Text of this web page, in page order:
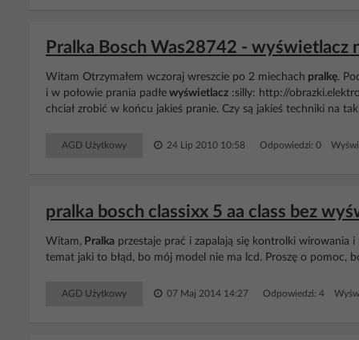
Pralka Bosch Was28742 - wyświetlacz
Witam Otrzymałem wczoraj wreszcie po 2 miechach pralkę.
i w połowie prania padłe wyświetlacz :silly: http://
chciał zrobić w końcu jakieś pranie. Czy są jakieś techniki na
AGD Użytkowy 24 Lip 2010 10:58 Odpowiedzi: 0
pralka bosch classixx 5 aa class bez
Witam, Pralka przestaje prać i zapalają się kontrolki wirowania i
temat jaki to błąd, bo mój model nie ma lcd. Proszę o pomoc,
AGD Użytkowy 07 Maj 2014 14:27 Odpowiedzi: 4